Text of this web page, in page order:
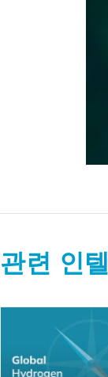
관련 인